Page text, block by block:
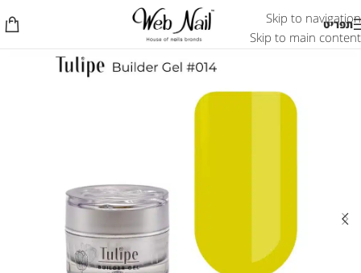
Skip to navigation
Skip to main content
תפריט
אזל המלאי